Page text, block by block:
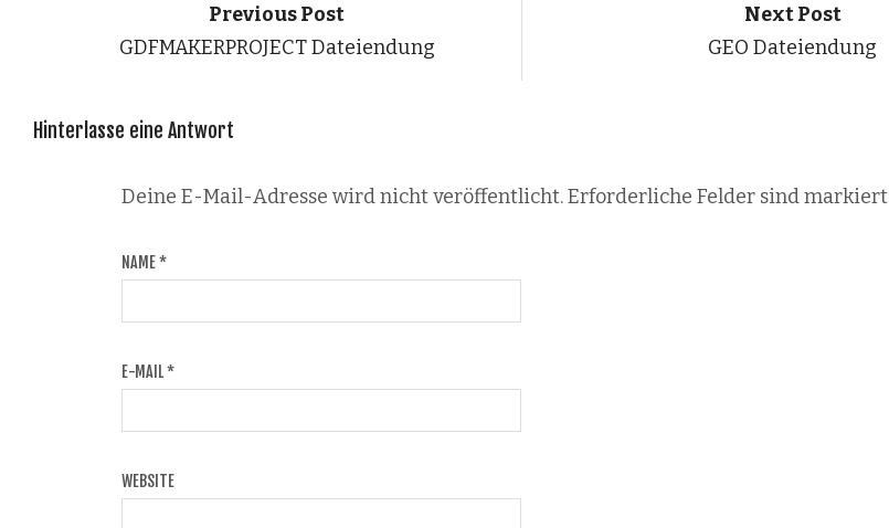
Previous Post
GDFMAKERPROJECT Dateiendung
Next Post
GEO Dateiendung
Hinterlasse eine Antwort
Deine E-Mail-Adresse wird nicht veröffentlicht. Erforderliche Felder sind markiert
NAME*
E-MAIL*
WEBSITE